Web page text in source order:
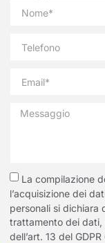
La compilazione
l’acquisizione dei
personali si dichiara
trattamento dei dati,
dell’art. 13 del